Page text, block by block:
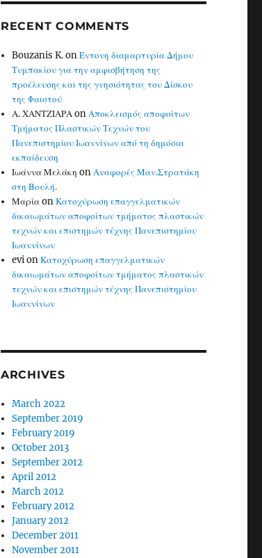
RECENT COMMENTS
Bouzanis K.onΈντονη διαμαρτυρία Δήμου
Τυμπακίου για την αμφισβήτηση της
προέλευσης και της γνησιότητας του Δίσκου
της Φαιστού
Α. ΧΑΝΤΖΙΑΡΑonΑποκλεισμός αποφοίτων
Τμήματος Πλαστικών Τεχνών του
Πανεπιστημίου Ιωαννίνων από τη δημόσια
εκπαίδευση
Ιωάννα Μελάκη onΑναφορές Μαν.Στρατάκη
στη Βουλή.
ΜαρίαonΚατοχύρωση επαγγελματικών
δικαιωμάτων αποφοίτων τμήματος πλαστικών
τεχνών και επιστημών τέχνης Πανεπιστημίου
Ιωαννίνων
evionΚατοχύρωση επαγγελματικών
δικαιωμάτων αποφοίτων τμήματος πλαστικών
τεχνών και επιστημών τέχνης Πανεπιστημίου
Ιωαννίνων
ARCHIVES
March 2022
September 2019
February 2019
October 2013
September 2012
April 2012
March 2012
February 2012
January 2012
December 2011
November 2011